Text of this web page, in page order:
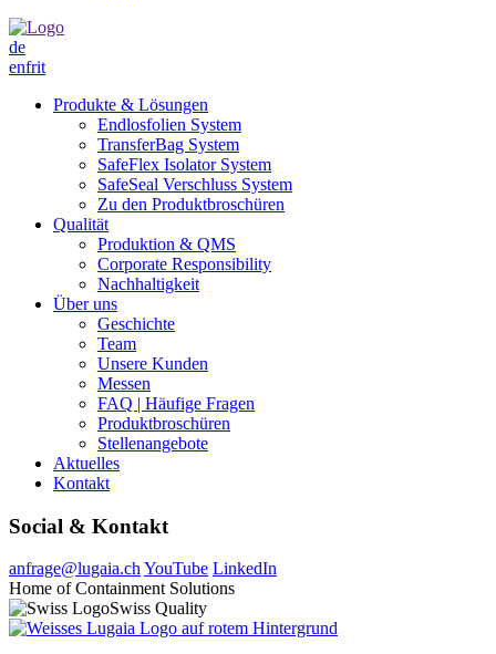
de
enfrit
Produkte & Lösungen
Endlosfolien System
TransferBag System
SafeFlex Isolator System
SafeSeal Verschluss System
Zu den Produktbroschüren
Qualität
Produktion & QMS
Corporate Responsibility
Nachhaltigkeit
Über uns
Geschichte
Team
Unsere Kunden
Messen
FAQ | Häufige Fragen
Produktbroschüren
Stellenangebote
Aktuelles
Kontakt
Social & Kontakt
anfrage@lugaia.chYouTube LinkedIn
Home of Containment Solutions
Swiss Quality